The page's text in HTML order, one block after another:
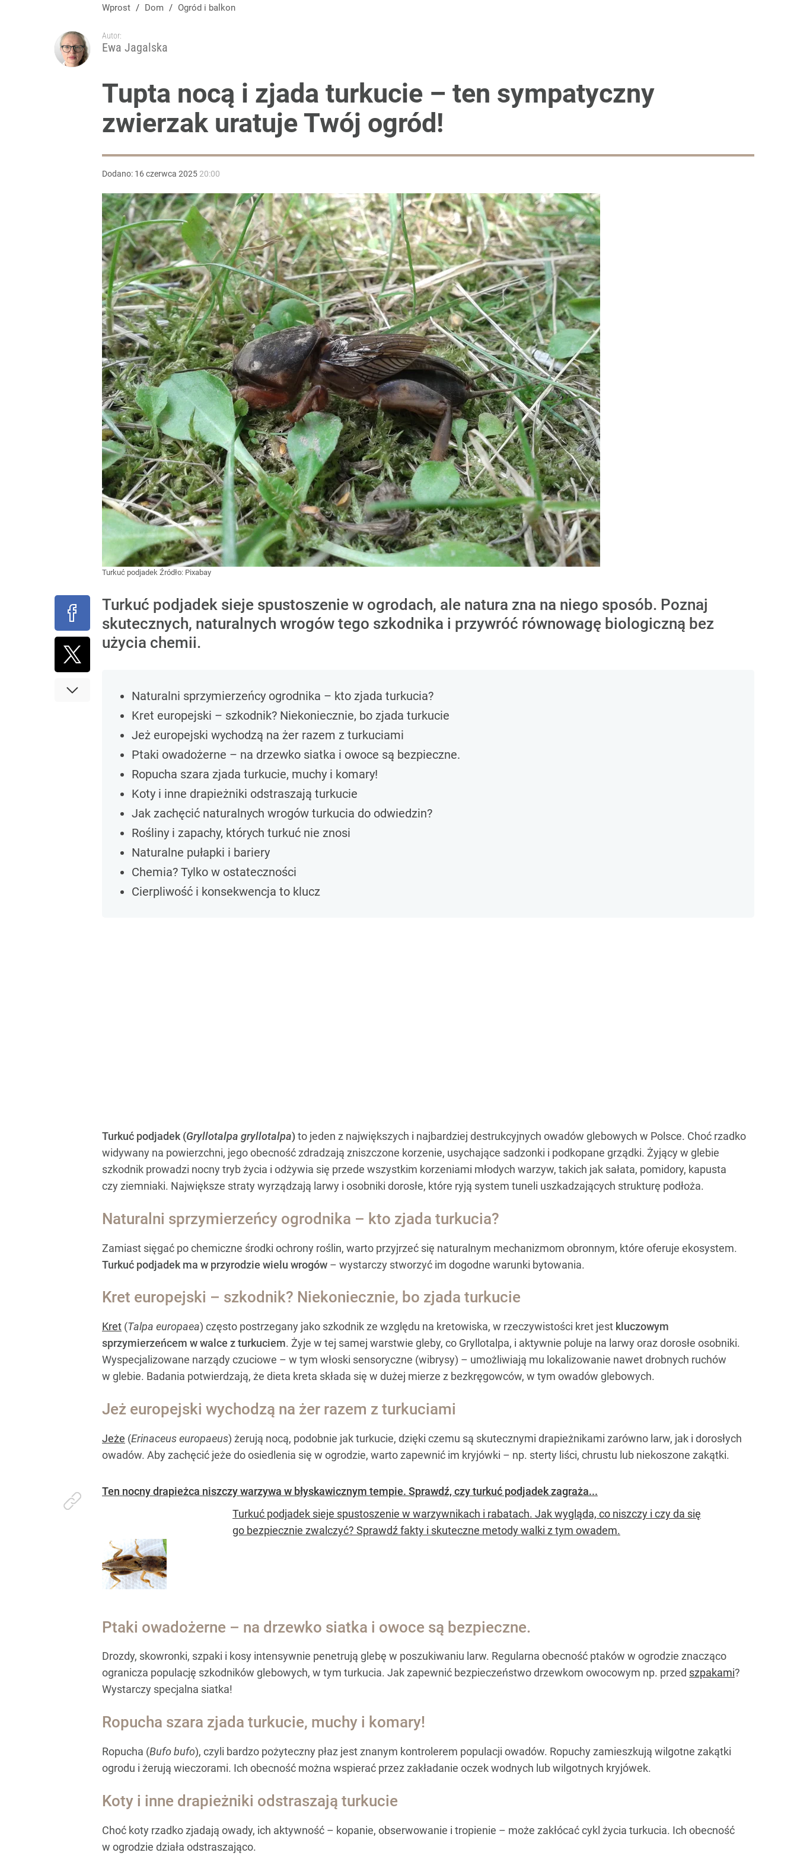
Wprost / Dom / Ogród i balkon
Autor:
Ewa Jagalska
Tupta nocą i zjada turkucie – ten sympatyczny
zwierzak uratuje Twój ogród!
Dodano: 16czerwca 2025 20:00
Turkuć podjadek Źródło: Pixabay
Turkuć podjadek sieje spustoszenie w ogrodach, ale natura zna na niego sposób. Poznaj
skutecznych, naturalnych wrogów tego szkodnika i przywróć równowagę biologiczną bez
użycia chemii.
Naturalni sprzymierzeńcy ogrodnika – kto zjada turkucia?
Kret europejski – szkodnik? Niekoniecznie, bo zjada turkucie
Jeż europejski wychodzą na żer razem z turkuciami
Ptaki owadożerne – na drzewko siatka i owoce są bezpieczne.
Ropucha szara zjada turkucie, muchy i komary!
Koty i inne drapieżniki odstraszają turkucie
Jak zachęcić naturalnych wrogów turkucia do odwiedzin?
Rośliny i zapachy, których turkuć nie znosi
Naturalne pułapki i bariery
Chemia? Tylko w ostateczności
Cierpliwość i konsekwencja to klucz
Turkuć podjadek (Gryllotalpa gryllotalpa)to jeden z największych i najbardziej destrukcyjnych owadów glebowych w Polsce. Choć rzadko
widywany na powierzchni, jego obecność zdradzają zniszczone korzenie, usychające sadzonki i podkopane grządki. Żyjący w glebie
szkodnik prowadzi nocny tryb życia i odżywia się przede wszystkim korzeniami młodych warzyw, takich jak sałata, pomidory, kapusta
czy ziemniaki. Największe straty wyrządzają larwy i osobniki dorosłe, które ryją system tuneli uszkadzających strukturę podłoża.
Naturalni sprzymierzeńcy ogrodnika – kto zjada turkucia?
Zamiast sięgać po chemiczne środki ochrony roślin, warto przyjrzeć się naturalnym mechanizmom obronnym, które oferuje ekosystem.
Turkuć podjadek ma w przyrodzie wielu wrogów – wystarczy stworzyć im dogodne warunki bytowania.
Kret europejski – szkodnik? Niekoniecznie, bo zjada turkucie
Kret (Talpa europaea) często postrzegany jako szkodnik ze względu na kretowiska, w rzeczywistości kret jest kluczowym
sprzymierzeńcem w walce z turkuciem. Żyje w tej samej warstwie gleby, co Gryllotalpa, i aktywnie poluje na larwy oraz dorosłe osobniki.
Wyspecjalizowane narządy czuciowe – w tym włoski sensoryczne (wibrysy) – umożliwiają mu lokalizowanie nawet drobnych ruchów
w glebie. Badania potwierdzają, że dieta kreta składa się w dużej mierze z bezkręgowców, w tym owadów glebowych.
Jeż europejski wychodzą na żer razem z turkuciami
Jeże (Erinaceus europaeus) żerują nocą, podobnie jak turkucie, dzięki czemu są skutecznymi drapieżnikami zarówno larw, jak i dorosłych
owadów. Aby zachęcić jeże do osiedlenia się w ogrodzie, warto zapewnić im kryjówki – np. sterty liści, chrustu lub niekoszone zakątki.
Ten nocny drapieżca niszczy warzywa w błyskawicznym tempie. Sprawdź, czy turkuć podjadek zagraża...
Turkuć podjadek sieje spustoszenie w warzywnikach i rabatach. Jak wygląda, co niszczy i czy da się
go bezpiecznie zwalczyć? Sprawdź fakty i skuteczne metody walki z tym owadem.
Ptaki owadożerne – na drzewko siatka i owoce są bezpieczne.
Drozdy, skowronki, szpaki i kosy intensywnie penetrują glebę w poszukiwaniu larw. Regularna obecność ptaków w ogrodzie znacząco
ogranicza populację szkodników glebowych, w tym turkucia. Jak zapewnić bezpieczeństwo drzewkom owocowym np. przed szpakami?
Wystarczy specjalna siatka!
Ropucha szara zjada turkucie, muchy i komary!
Ropucha (Bufo bufo), czyli bardzo pożyteczny płaz jest znanym kontrolerem populacji owadów. Ropuchy zamieszkują wilgotne zakątki
ogrodu i żerują wieczorami. Ich obecność można wspierać przez zakładanie oczek wodnych lub wilgotnych kryjówek.
Koty i inne drapieżniki odstraszają turkucie
Choć koty rzadko zjadają owady, ich aktywność – kopanie, obserwowanie i tropienie – może zakłócać cykl życia turkucia. Ich obecność
w ogrodzie działa odstraszająco.